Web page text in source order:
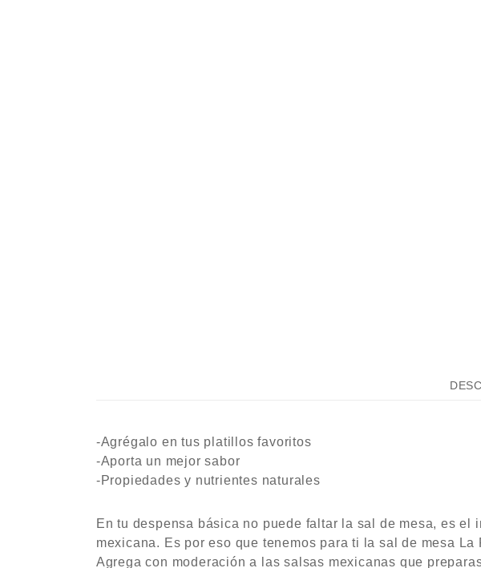
-Agrégalo en tus platillos favoritos
-Aporta un mejor sabor
-Propiedades y nutrientes naturales
En tu despensa básica no puede faltar la sal de mesa, es
mexicana. Es por eso que tenemos para ti la sal de mesa
Agrega con moderación a las salsas mexicanas que